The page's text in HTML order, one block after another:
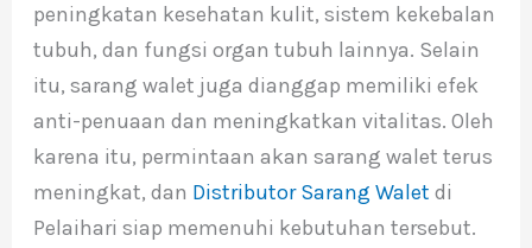
peningkatan kesehatan kulit, sistem kekebalan
tubuh, dan fungsi organ tubuh lainnya. Selain
itu, sarang walet juga dianggap memiliki efek
anti-penuaan dan meningkatkan vitalitas. Oleh
karena itu, permintaan akan sarang walet terus
meningkat, dan Distributor Sarang Walet di
Pelaihari siap memenuhi kebutuhan tersebut.